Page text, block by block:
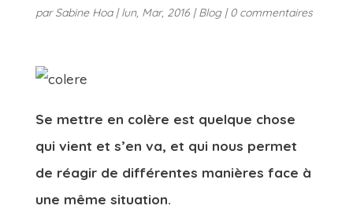
parSabine Hoa|lun, Mar, 2016|Blog|0 commentaires
Se mettre en colère est quelque chose
qui vient et s’en va, et qui nous permet
de réagir de différentes manières face à
une même situation.